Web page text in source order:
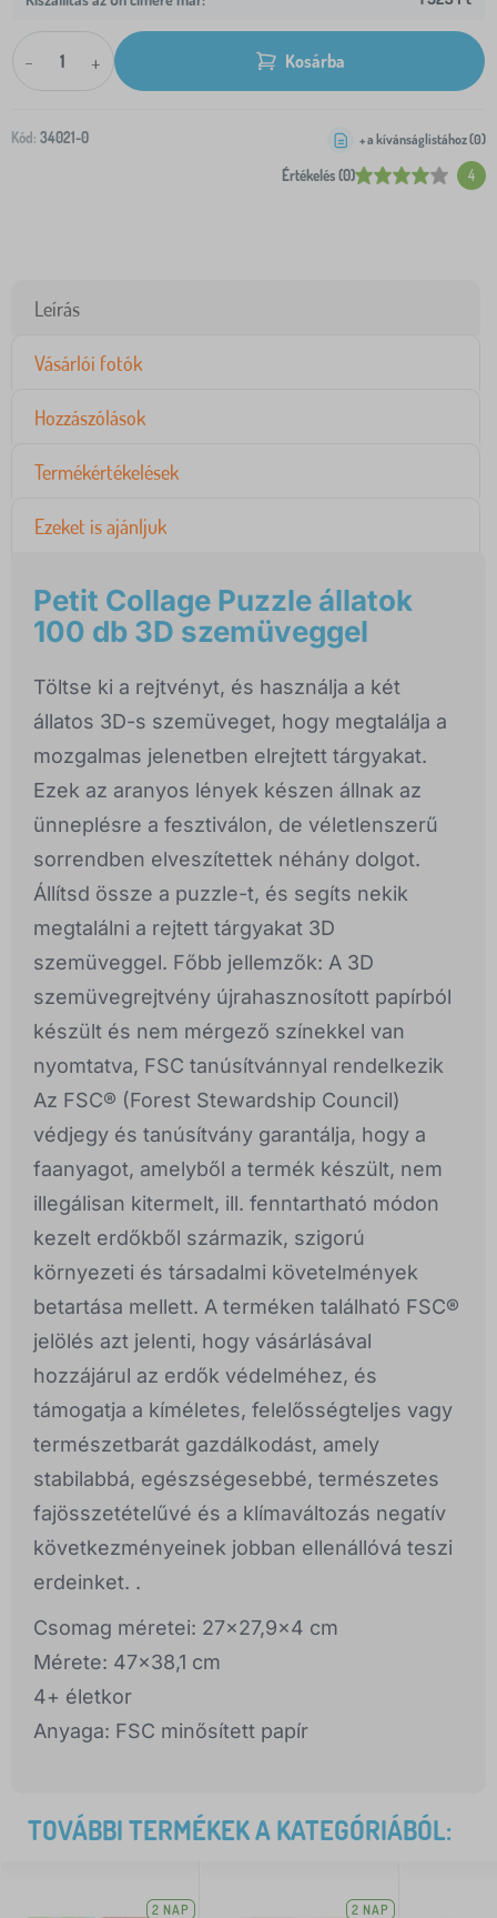
- + Kosárba
Kód: 34021-0
Értékelés (0) 4
+ a kívánságlistához (0)
Leírás
Vásárlói fotók
Hozzászólások
Termékértékelések
Ezeket is ajánljuk
Petit Collage Puzzle állatok
100 db 3D szemüveggel
Töltse ki a rejtvényt, és használja a két
állatos 3D-s szemüveget, hogy megtalálja a
mozgalmas jelenetben elrejtett tárgyakat.
Ezek az aranyos lények készen állnak az
ünneplésre a fesztiválon, de véletlenszerű
sorrendben elveszítettek néhány dolgot.
Állítsd össze a puzzle-t, és segíts nekik
megtalálni a rejtett tárgyakat 3D
szemüveggel. Főbb jellemzők: A 3D
szemüvegrejtvény újrahasznosított papírból
készült és nem mérgező színekkel van
nyomtatva, FSC tanúsítvánnyal rendelkezik
Az FSC® (Forest Stewardship Council)
védjegy és tanúsítvány garantálja, hogy a
faanyagot, amelyből a termék készült, nem
illegálisan kitermelt, ill. fenntartható módon
kezelt erdőkből származik, szigorú
környezeti és társadalmi követelmények
betartása mellett. A terméken található FSC®
jelölés azt jelenti, hogy vásárlásával
hozzájárul az erdők védelméhez, és
támogatja a kíméletes, felelősségteljes vagy
természetbarát gazdálkodást, amely
stabilabbá, egészségesebbé, természetes
fajösszetételűvé és a klímaváltozás negatív
következményeinek jobban ellenállóvá teszi
erdeinket. .
Csomag méretei: 27x27,9x4 cm
Mérete: 47x38,1 cm
4+ életkor
Anyaga: FSC minősített papír
TOVÁBBI TERMÉKEK A KATEGÓRIÁBÓL:
2 NAP 2 NAP